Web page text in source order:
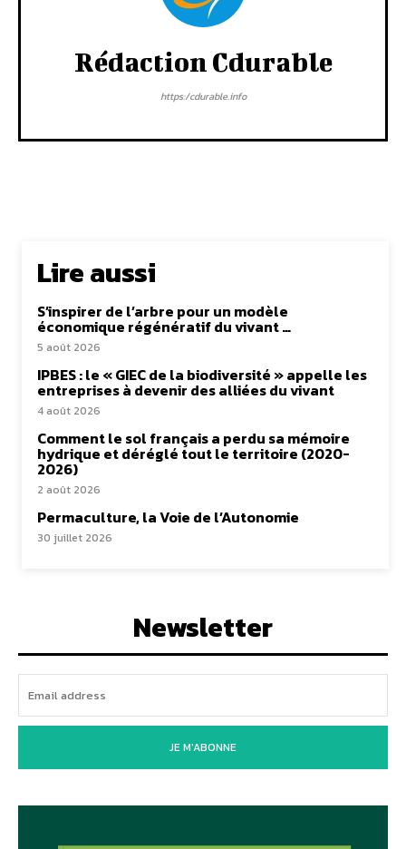
Rédaction Cdurable
https:/cdurable.info
Lire aussi
S’inspirer de l’arbre pour un modèle
économique régénératif du vivant …
5 août 2026
IPBES : le « GIEC de la biodiversité » appelle les
entreprises à devenir des alliées du vivant
4 août 2026
Comment le sol français a perdu sa mémoire
hydrique et déréglé tout le territoire (2020-
2026)
2 août 2026
Permaculture, la Voie de l’Autonomie
30 juillet 2026
Newsletter
JE M'ABONNE